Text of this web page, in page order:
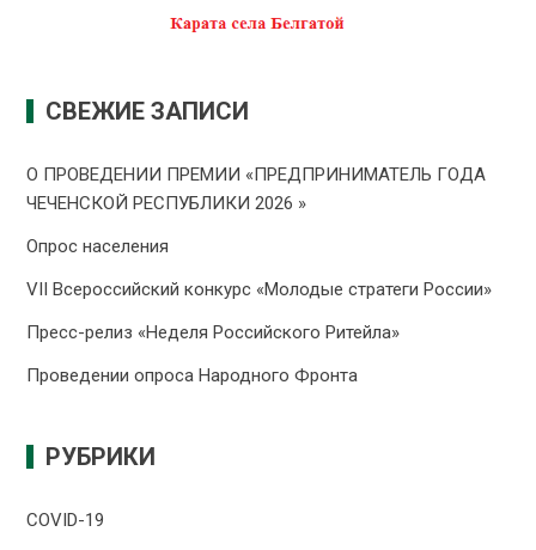
СВЕЖИЕ ЗАПИСИ
О ПРОВЕДЕНИИ ПРЕMИИ «ПРЕДПРИНИМАТЕЛЬ ГОДА
ЧЕЧЕНСКОЙ РЕСПУБЛИКИ 2026 »
Опрос населения
VII Всероссийский конкурс «Молодые стратеги России»
Пресс-релиз «Неделя Российского Ритейла»
Проведении опроса Народного Фронта
РУБРИКИ
COVID-19